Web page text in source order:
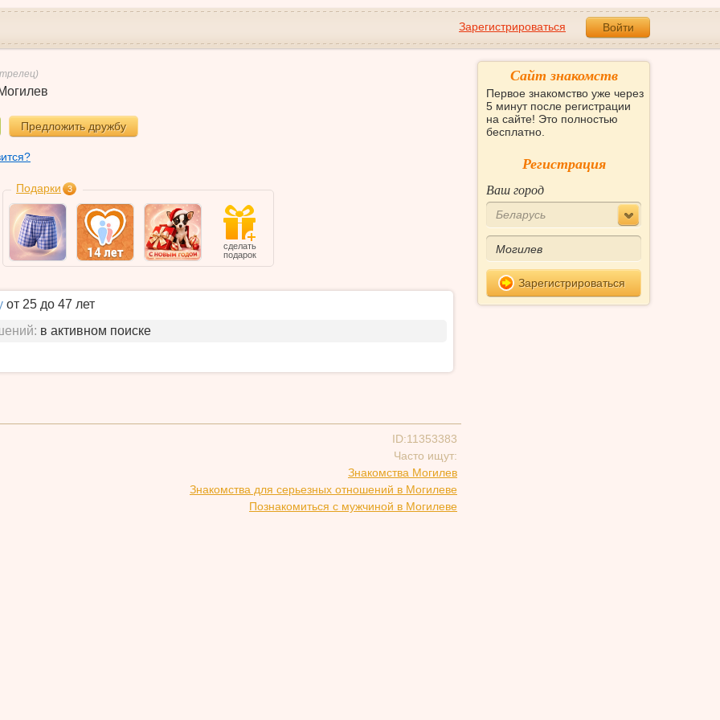
Зарегистрироваться Войти
Предложить дружбу
Подарки 3
сделать
подарок
от 25 до 47 лет
в активном поиске
ID:11353383
Часто ищут:
Знакомства Могилев
Знакомства для серьезных отношений в Могилеве
Познакомиться с мужчиной в Могилеве
Сайт знакомств
Первое знакомство уже через
5 минут после регистрации
на сайте! Это полностью
бесплатно.
Регистрация
Ваш город
Беларусь
Зарегистрироваться